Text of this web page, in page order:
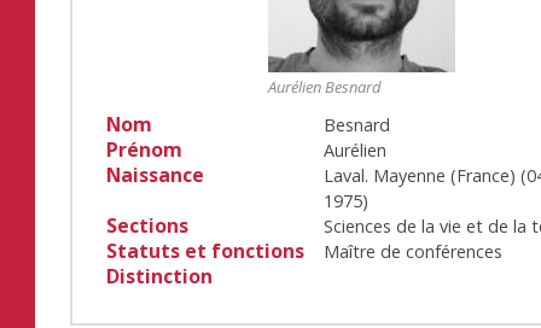
Aurélien Besnard
Nom Besnard
Prénom Aurélien
Naissance Laval. Mayenne (France) (
1975)
Sections Sciences de la vie et de la
Statuts et fonctions Maître de conférences
Distinction